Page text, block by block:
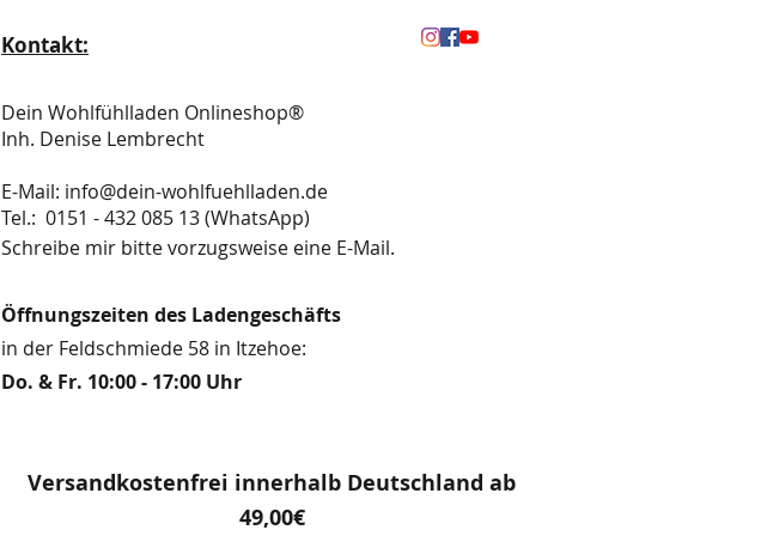
Kontakt:
Dein Wohlfühlladen Onlineshop®
Inh. Denise Lembrecht
E-Mail: info@dein-wohlfuehlladen.de
​​​​​​​​​​​​​​​​​​​​Tel.: 0151 - 432 085 13 (WhatsApp)
Schreibe mir bitte vorzugsweise eine E-Mail.
Öffnungszeiten des Ladengeschäfts
in der Feldschmiede 58 in Itzehoe:
Do. & Fr. 10:00 - 17:00 Uhr
Versandkostenfrei innerhalb Deutschland ab
49,00€